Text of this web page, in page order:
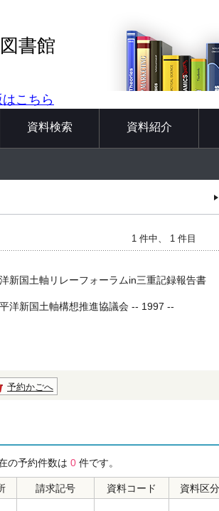
書館
こちら
資料検索 資料紹介
1 件中、 1 件目
新国土軸リレーフォーラムin三重記録報告書
洋新国土軸構想推進協議会 -- 1997 --
予約かごへ
の予約件数は 0 件です。
請求記号 資料コード 資料区分